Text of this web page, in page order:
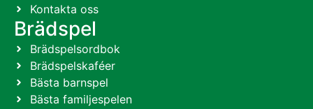
Kontakta oss
Brädspel
Brädspelsordbok
Brädspelskaféer
Bästa barnspel
Bästa familjespelen